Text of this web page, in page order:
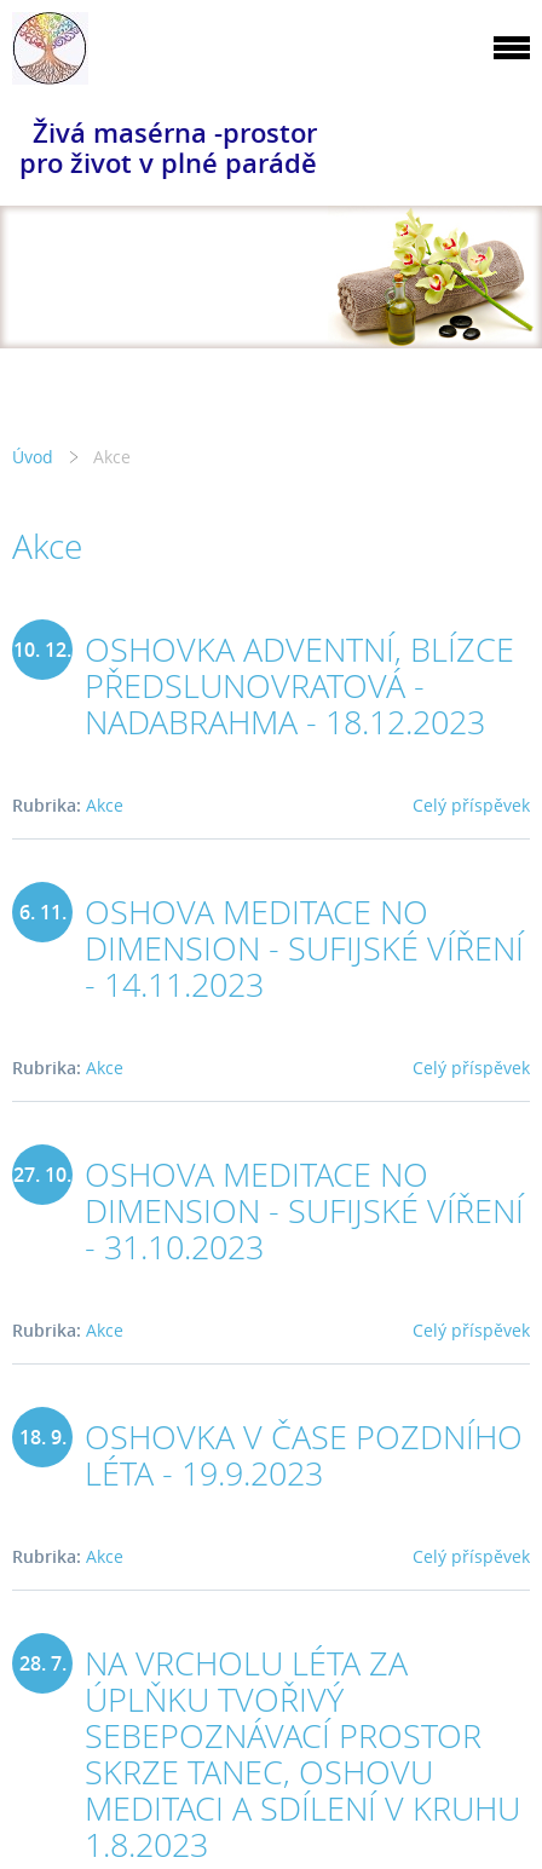
Živá masérna -prostor
pro život v plné parádě
Úvod Akce
Akce
10. 12. OSHOVKA ADVENTNÍ, BLÍZCE
PŘEDSLUNOVRATOVÁ -
NADABRAHMA - 18.12.2023
Celý příspěvek
Rubrika: Akce
6. 11.
OSHOVA MEDITACE NO
DIMENSION - SUFIJSKÉ VÍŘENÍ
- 14.11.2023
Celý příspěvek
Rubrika: Akce
27. 10. OSHOVA MEDITACE NO
DIMENSION - SUFIJSKÉ VÍŘENÍ
- 31.10.2023
Celý příspěvek
Rubrika: Akce
18. 9.
OSHOVKA V ČASE POZDNÍHO
LÉTA - 19.9.2023
Celý příspěvek
Rubrika: Akce
28. 7.
NA VRCHOLU LÉTA ZA
ÚPLŇKU TVOŘIVÝ
SEBEPOZNÁVACÍ PROSTOR
SKRZE TANEC, OSHOVU
MEDITACI A SDÍLENÍ V KRUHU
1.8.2023